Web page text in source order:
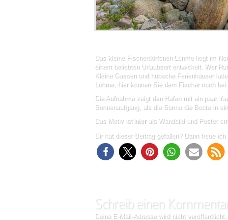
Das kleine Fischerdörfchen Lohme liegt im
einem beliebten Urlaubsort entwickelt. Wer
Kleine Gassen und hübsche Ferienhäuser
Lohme, hier können Sie dem Fischer noch
Die Aufnahme zeigt den Hafen mit ein paar
Sonnenaufgang, als die Sonne die Boote in
Das Motiv ist hierals Wandbild und Poster
Dir hat dieser Beitrag gefallen? Dann freue
Schreib einen Kommentar
Deine E-Mail-Adresse wird nicht veröffentlicht.